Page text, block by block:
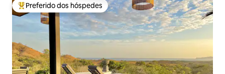
Entre os melhores preferidos dos hóspedes
Preferido dos hóspedes